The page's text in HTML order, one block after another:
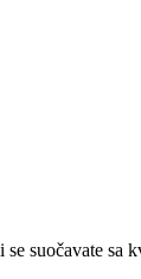
suočavate